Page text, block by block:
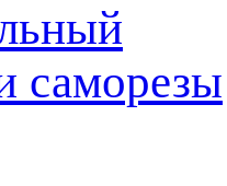
саморезы